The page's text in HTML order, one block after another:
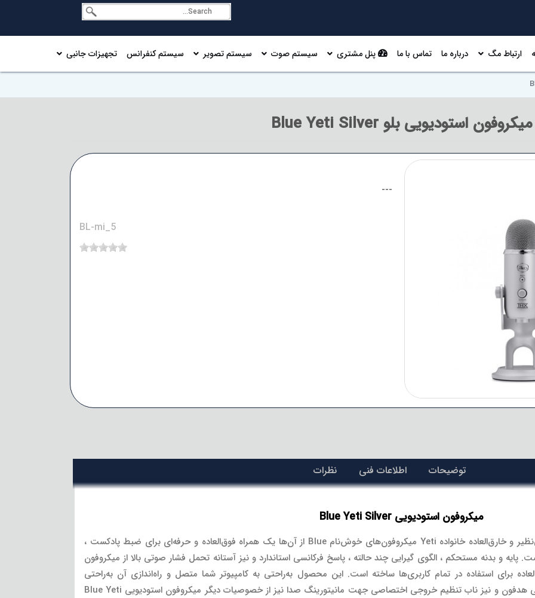
ارتباط مگ درباره ما تماس با ما پنل مشتری سیستم صوت سیستم تصویر سیستم کنفرانس تجهیزات جانبی
میکروفون استودیویی بلو Blue Yeti Silver
---
BL-mi_5
توضیحات اطلاعات فنی نظرات
میکروفون استودیویی Blue Yeti Silver
ظاهر باابهت و جذاب به همراه خصوصیات فنی بی‌نظیر و خارق‌العاده خانواده Yeti میکروفون‌های خوش‌نام Blue از آن‌ها یک همراه فوق‌العاده و حرفه‌ای برای ضبط پادکست ،
و بدنه مستحکم ، الگوی گیرایی چند حالته ، پاسخ فرکانسی استاندارد و نیز آستانه تحمل فشار صوتی بالا از میکروفون
برای استفاده در تمام کاربری‌ها ساخته است. این محصول به‌راحتی به کامپیوتر شما متصل و راه‌اندازی آن به‌راحتی
راه‌اندازی یک موس یا کیبورد کامپیوتر است. خروجی هدفون و نیز ناب تنظیم خروجی اختصاصی جهت مانیتورینگ صدا نیز از خصوصیات دیگر میکروفون استودیویی Blue Yeti